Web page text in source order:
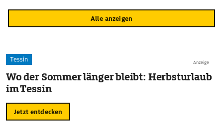
Alle anzeigen
Anzeige
Tessin
Wo der Sommer länger bleibt: Herbsturlaub
im Tessin
Jetzt entdecken